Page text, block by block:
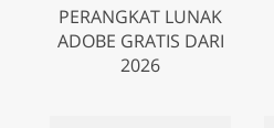
PERANGKAT LUNAK
ADOBE GRATIS DARI
2026